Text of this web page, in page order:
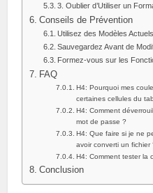
3. Oublier d’Utiliser un
Conseils de Prévention
Utilisez des Modèles Actuels
Sauvegardez Avant de
Formez-vous sur les
FAQ
H4: Pourquoi mes
certaines cellules du
H4: Comment
mot de passe ?
H4: Que faire si je ne
avoir converti un fichier
H4: Comment tester la
Conclusion